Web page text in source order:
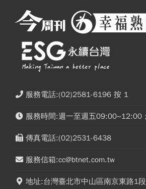
服務電話:(02)2581-6196 按 1
服務時間:週一至週五
傳真電話:(02)2531-6438
服務信箱:cc@btnet.com.tw
地址:台灣臺北市中山區南京東路1